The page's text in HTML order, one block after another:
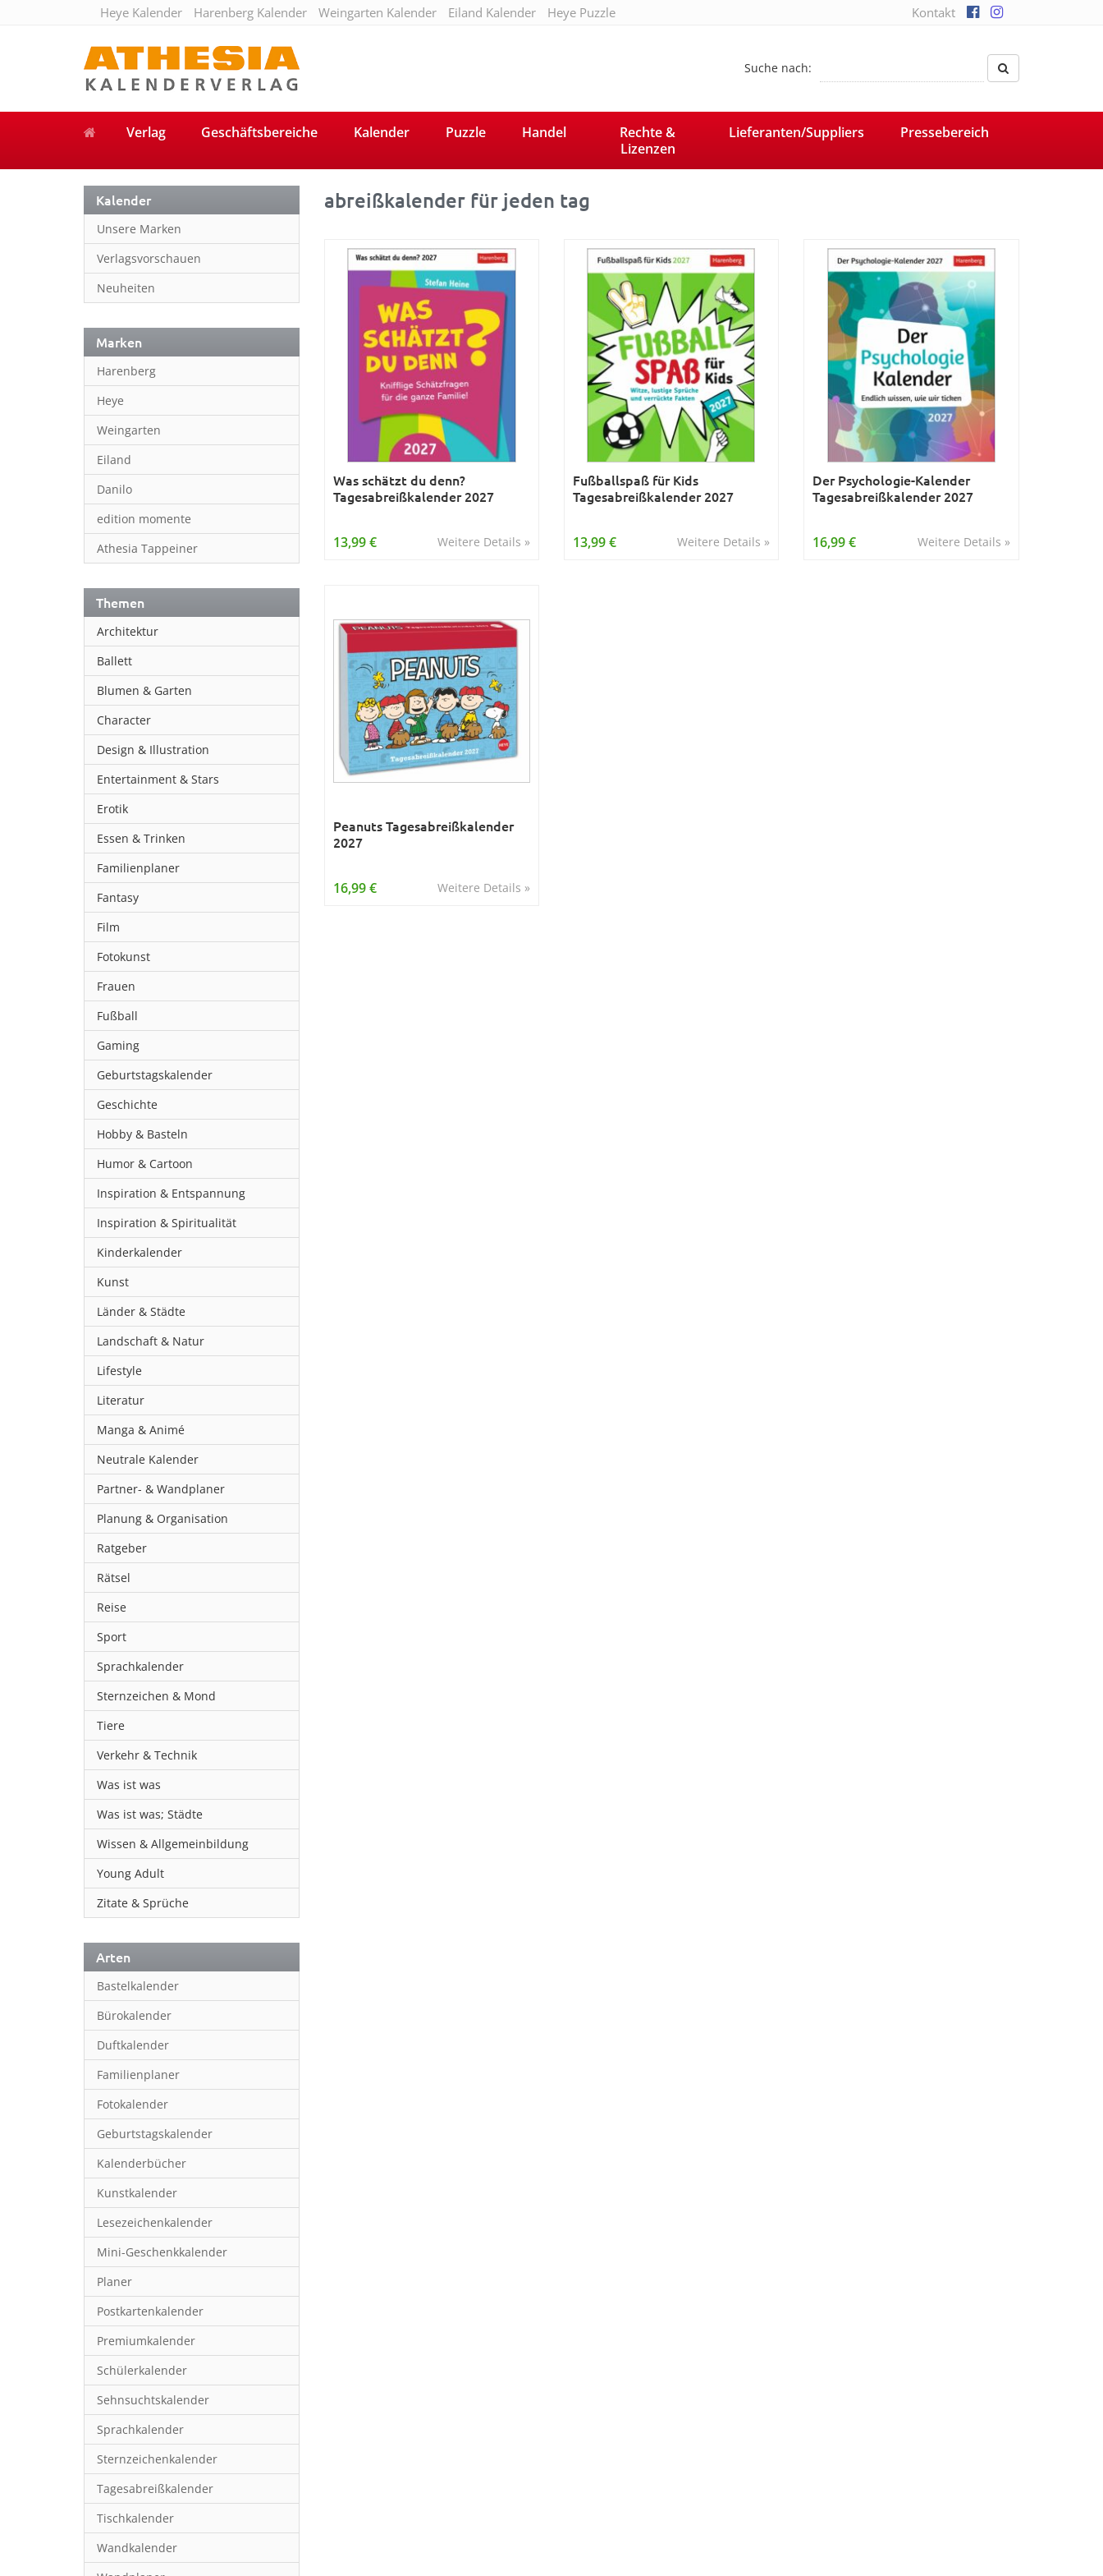
Heye Kalender Harenberg Kalender Weingarten Kalender Eiland Kalender Heye Puzzle Kontakt
Suche nach:
Verlag Geschäftsbereiche Kalender Puzzle Handel
Rechte &
Lizenzen
Lieferanten/Suppliers Pressebereich
Kalender
Unsere Marken
Verlagsvorschauen
Neuheiten
Marken
Harenberg
Heye
Weingarten
Eiland
Danilo
edition momente
Athesia Tappeiner
Themen
Architektur
Ballett
Blumen & Garten
Character
Design & Illustration
Entertainment & Stars
Erotik
Essen & Trinken
Familienplaner
Fantasy
Film
Fotokunst
Frauen
Fußball
Gaming
Geburtstagskalender
Geschichte
Hobby & Basteln
Humor & Cartoon
Inspiration & Entspannung
Inspiration & Spiritualität
Kinderkalender
Kunst
Länder & Städte
Landschaft & Natur
Lifestyle
Literatur
Manga & Animé
Neutrale Kalender
Partner- & Wandplaner
Planung & Organisation
Ratgeber
Rätsel
Reise
Sport
Sprachkalender
Sternzeichen & Mond
Tiere
Verkehr & Technik
Was ist was
Was ist was; Städte
Wissen & Allgemeinbildung
Young Adult
Zitate & Sprüche
Arten
Bastelkalender
Bürokalender
Duftkalender
Familienplaner
Fotokalender
Geburtstagskalender
Kalenderbücher
Kunstkalender
Lesezeichenkalender
Mini-Geschenkkalender
Planer
Postkartenkalender
Premiumkalender
Schülerkalender
Sehnsuchtskalender
Sprachkalender
Sternzeichenkalender
Tagesabreißkalender
Tischkalender
Wandkalender
abreißkalender für jeden tag
Was schätzt du denn?
Tagesabreißkalender 2027
Weitere Details »
13,99 €
Fußballspaß für Kids
Tagesabreißkalender 2027
Weitere Details »
13,99 €
Der Psychologie-Kalender
Tagesabreißkalender 2027
Weitere Details »
16,99 €
Peanuts Tagesabreißkalender
2027
Weitere Details »
16,99 €